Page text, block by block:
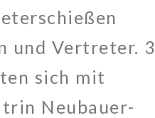
und Vertreter. 3
sich mit
Neubauer-